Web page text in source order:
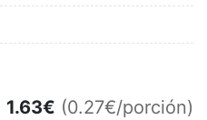
1.63€ (0.27€/porción)